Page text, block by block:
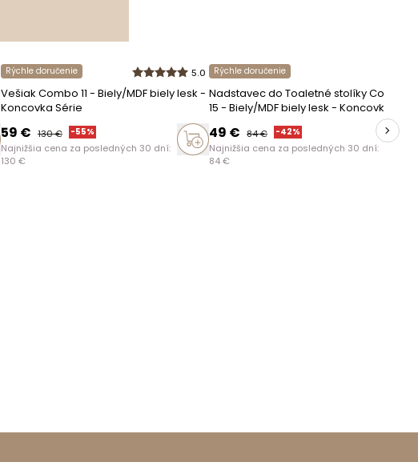
nábytok v demonte
Rýchle doručenie 5.0
Vešiak Combo 11 - Biely/MDF biely lesk -
Koncovka Série
59 € 130€ -55%
Najnižšia cena za posledných 30 dní:
130 €
Rýchle doručenie
Nadstavec do Toaletné stolíky Combo
15 - Biely/MDF biely lesk - Koncovka
49 € 84€ -42%
Najnižšia cena za posledných 30 dní:
84€